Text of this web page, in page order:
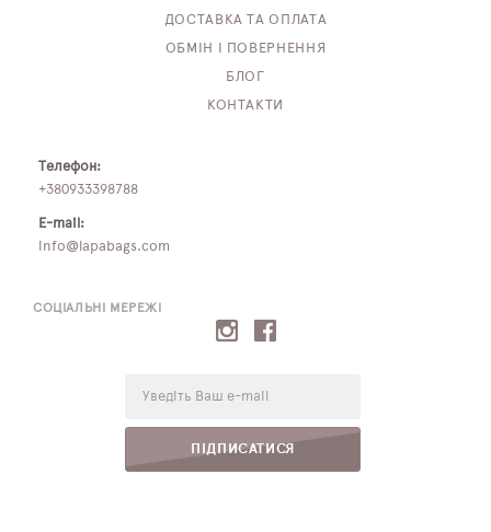
СОЦІАЛЬНІ МЕРЕЖІ
ПІДПИСАТИСЯ
ДОСТАВКА ТА ОПЛАТА
ОБМІН І ПОВЕРНЕННЯ
БЛОГ
КОНТАКТИ
Телефон:
+380933398788
E-mail:
info@lapabags.com